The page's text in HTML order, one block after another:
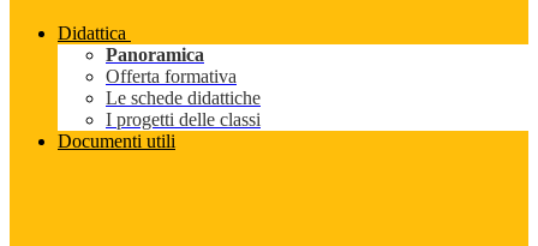
Didattica
Panoramica
Offerta formativa
Le schede didattiche
I progetti delle classi
Documenti utili